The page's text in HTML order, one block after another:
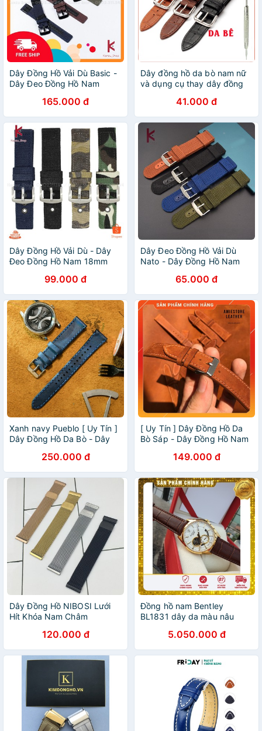
Dây Đồng Hồ Vải Dù Basic -
Dây Đeo Đồng Hồ Nam
165.000 đ
Dây đồng hồ da bò nam nữ
và dụng cụ thay dây đồng
41.000 đ
Dây Đồng Hồ Vải Dù - Dây
Đeo Đồng Hồ Nam 18mm
99.000 đ
Dây Đeo Đồng Hồ Vải Dù
Nato - Dây Đồng Hồ Nam
65.000 đ
Xanh navy Pueblo [ Uy Tín ]
Dây Đồng Hồ Da Bò - Dây
250.000 đ
[ Uy Tín ] Dây Đồng Hồ Da
Bò Sáp - Dây Đồng Hồ Nam
149.000 đ
Dây Đồng Hồ NIBOSI Lưới
Hít Khóa Nam Châm
120.000 đ
Đồng hồ nam Bentley
BL1831 dây da màu nâu
5.050.000 đ